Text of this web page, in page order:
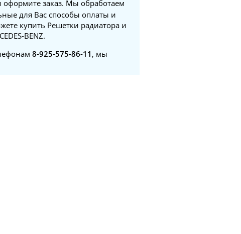
оформите заказ. Мы обработаем
для Вас способы оплаты и
купить Решетки радиатора и
BENZ.
8-925-575-86-11 , мы